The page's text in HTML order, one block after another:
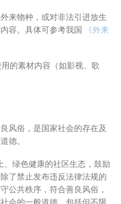
来物种，或对非法引进放生
容。具体可参考我国
《外来
的素材内容（如影视、歌
风俗，是国家社会的存在及
德。
绿色健康的社区生态，鼓励
了禁止发布违反法律法规的
公共秩序，符合善良风俗，